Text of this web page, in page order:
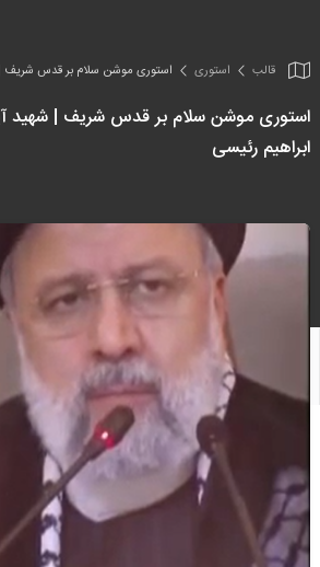
قالب استوری استوری موشن سلام بر قدس شریف |
استوری موشن سلام بر قدس شریف | شهید
ابراهیم رئیسی